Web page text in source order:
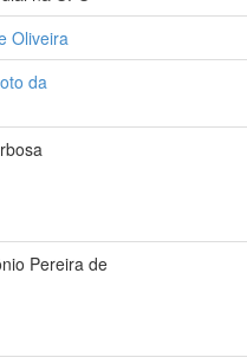
Oliveira
da
Pereira de